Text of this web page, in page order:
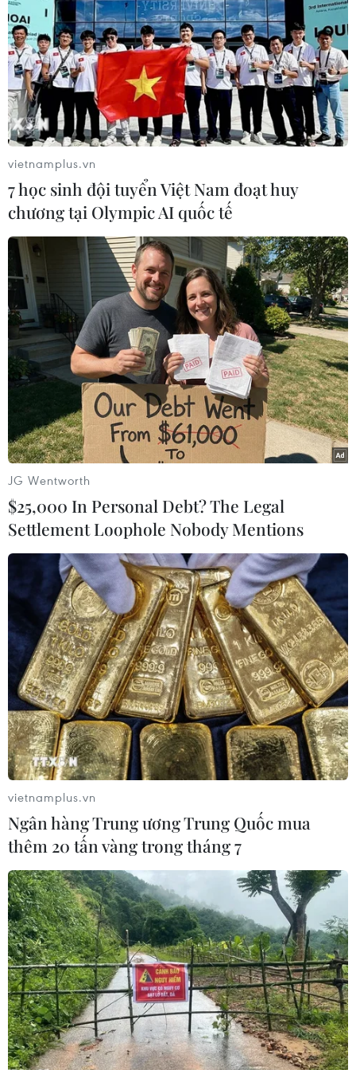
Năm 2015 "xô đổ" một loạt kỷ lục để thành
năm có khí hậu tồi tệ nhất
03/08/2016 07:56
Những kỷ lục mới về chỉ số nhiệt độ trung bình toàn cầu,
lượng khí thải và mực nước biển tăng khiến năm 2015
trở thành năm có khí hậu tồi tệ nhất.
Phát minh mới về thiết bị thu nước từ
không khí ở độ ẩm thấp
17/04/2017 08:05
Các nhà khoa học Mỹ đã phát minh một thiết bị chạy
bằng năng lượng Mặt Trời có thể thu 2,8 lít nước từ
không khí trong 12 giờ, hoạt động trong điều kiện độ ẩm
20-30%.
Lượng CO2 trong khí quyển tăng cao kỷ
lục đe dọa sự sống trên Trái Đất
vietnamplus.vn
7 học sinh đội tuyển Việt Nam đoạt huy
chương tại Olympic AI quốc tế
JG Wentworth
$25,000 In Personal Debt? The Legal
Settlement Loophole Nobody Mentions
vietnamplus.vn
Ngân hàng Trung ương Trung Quốc mua
thêm 20 tấn vàng trong tháng 7